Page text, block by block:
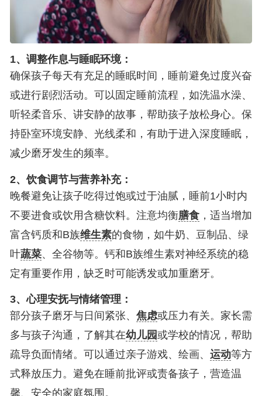
1、调整作息与睡眠环境：
确保孩子每天有充足的睡眠时间，睡前避免过度兴奋
或进行剧烈活动。可以固定睡前流程，如洗温水澡、
听轻柔音乐、讲安静的故事，帮助孩子放松身心。保
持卧室环境安静、光线柔和，有助于进入深度睡眠，
减少磨牙发生的频率。
2、饮食调节与营养补充：
晚餐避免让孩子吃得过饱或过于油腻，睡前1小时内
不要进食或饮用含糖饮料。注意均衡膳食，适当增加
富含钙质和B族维生素的食物，如牛奶、豆制品、绿
叶蔬菜、全谷物等。钙和B族维生素对神经系统的稳
定有重要作用，缺乏时可能诱发或加重磨牙。
3、心理安抚与情绪管理：
部分孩子磨牙与日间紧张、 焦虑或压力有关。家长需
多与孩子沟通，了解其在幼儿园或学校的情况，帮助
疏导负面情绪。可以通过亲子游戏、绘画、 运动等方
式释放压力。避免在睡前批评或责备孩子，营造温
馨、安全的家庭氛围。